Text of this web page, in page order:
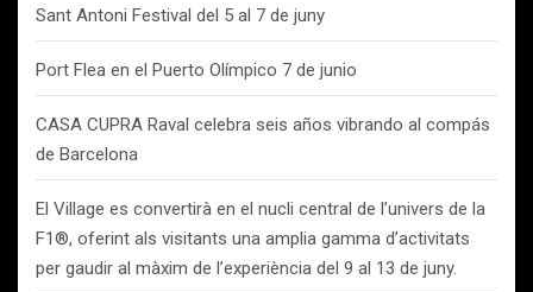
Sant Antoni Festival del 5 al 7 de juny
Port Flea en el Puerto Olímpico 7 de junio
CASA CUPRA Raval celebra seis años vibrando al compás
de Barcelona
El Village es convertirà en el nucli central de l’univers de la
F1®, oferint als visitants una amplia gamma d’activitats
per gaudir al màxim de l’experiència del 9 al 13 de juny.